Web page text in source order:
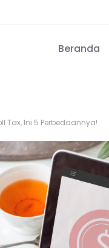
Beranda
Tax, Ini 5 Perbedaannya!